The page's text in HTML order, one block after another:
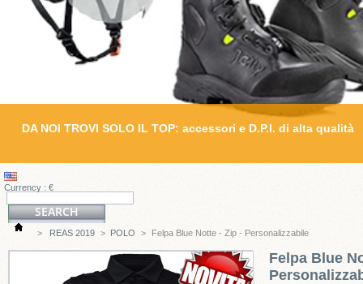
DA NOI TROVI SOLO IL TOP: accessori e D.P.I. di alta qualità
Currency : €
> REAS 2019 > POLO > Felpa Blue Notte - Zip - Personalizzabile
Felpa Blue